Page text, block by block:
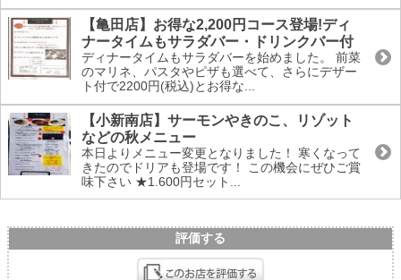
【亀田店】お得な2,200円コース登場!ディ
ナータイムもサラダバー・ドリンクバー付
ディナータイムもサラダバーを始めました。 前菜
のマリネ、パスタやピザも選べて、さらにデザー
ト付で2200円(税込)とお得な...
【小新南店】サーモンやきのこ、リゾット
などの秋メニュー
本日よりメニュー変更となりました！ 寒くなって
きたのでドリアも登場です！ この機会にぜひご賞
味下さい ★1.600円セット...
評価する